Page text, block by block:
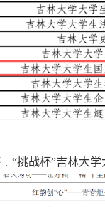
挑战杯”吉林大